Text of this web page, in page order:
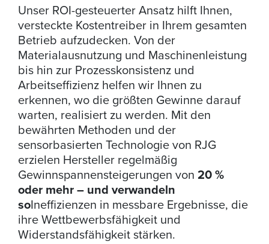
Unser ROI-gesteuerter Ansatz hilft Ihnen,
versteckte Kostentreiber in Ihrem gesamten
Betrieb aufzudecken. Von der
Materialausnutzung und Maschinenleistung
bis hin zur Prozesskonsistenz und
Arbeitseffizienz helfen wir Ihnen zu
erkennen, wo die größten Gewinne darauf
warten, realisiert zu werden. Mit den
bewährten Methoden und der
sensorbasierten Technologie von RJG
erzielen Hersteller regelmäßig
Gewinnspannensteigerungen von 20 %
oder mehr – und verwandeln
soIneffizienzen in messbare Ergebnisse, die
ihre Wettbewerbsfähigkeit und
Widerstandsfähigkeit stärken.